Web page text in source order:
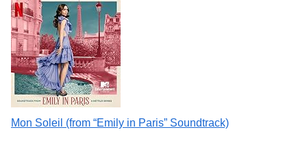
Mon Soleil (from “Emily in Paris” Soundtrack)